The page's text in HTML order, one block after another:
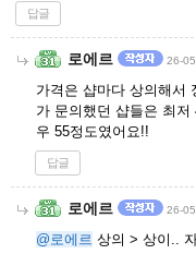
답글
로에르 26-
가격은 샵마다 상의해서
가 문의했던 샵들은 최저
우 55정도였어요!!
답글
로에르 26-
@로에르 상의 > 상이..